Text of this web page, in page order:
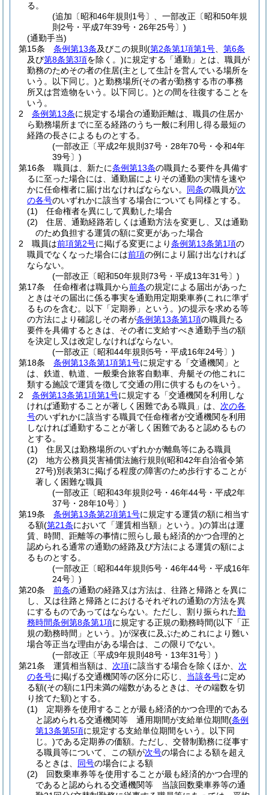
る。
(追加〔昭和46年規則1号〕、一部改正〔昭和50年規
則2号・平成7年39号・26年25号〕)
(通勤手当)
第15条
条例第13条及びこの規則 (第2条第1項第1号
第6条
及び第8条第3項を除く。)に規定する「通勤」とは、職員が
勤務のためその者の住居(主として生計を営んでいる場所を
いう。以下同じ。)と勤務場所(その者が勤務する市の事務
所又は営造物をいう。以下同じ。)との間を往復することを
いう。
2
条例第13条に規定する場合の通勤距離は、職員の住居か
ら勤務場所までに至る経路のうち一般に利用し得る最短の
経路の長さによるものとする。
(一部改正〔平成2年規則37号・28年70号・令和4年
39号〕)
第16条
職員は、新たに条例第13条の職員たる要件を具備す
るに至った場合には、通勤届によりその通勤の実情を速や
かに任命権者に届け出なければならない。 同条の職員が次
の各号のいずれかに該当する場合についても同様とする。
(1)
任命権者を異にして異動した場合
(2)
住居、通勤経路若しくは通勤方法を変更し、又は通勤
のため負担する運賃の額に変更があった場合
2
職員は前項第2号に掲げる変更により条例第13条第1項の
職員でなくなった場合には前項の例により届け出なければ
ならない。
(一部改正〔昭和50年規則73号・平成13年31号〕)
第17条
任命権者は職員から前条の規定による届出があった
ときはその届出に係る事実を通勤用定期乗車券(これに準ず
るものを含む。以下「定期券」という。)の提示を求める等
の方法により確認しその者が条例第13条第1項の職員たる
要件を具備するときは、その者に支給すべき通勤手当の額
を決定し又は改定しなければならない。
(一部改正〔昭和44年規則5号・平成16年24号〕)
第18条
条例第13条第1項第1号に規定する「交通機関」と
は、鉄道、軌道、一般乗合旅客自動車、舟艇その他これに
類する施設で運賃を徴して交通の用に供するものをいう。
2
条例第13条第1項第1号に規定する「交通機関を利用しな
ければ通勤することが著しく困難である職員」は、 次の各
号のいずれかに該当する職員で任命権者が交通機関を利用
しなければ通勤することが著しく困難であると認めるもの
とする。
(1)
住居又は勤務場所のいずれかが離島等にある職員
(2)
地方公務員災害補償法施行規則 (昭和42年自治省令第
27号)別表第3に掲げる程度の障害のため歩行することが
著しく困難な職員
(一部改正〔昭和43年規則2号・46年44号・平成2年
37号・28年10号〕)
第19条
条例第13条第2項第1号に規定する運賃の額に相当す
る額(第21条において「運賃相当額」という。)の算出は運
賃、時間、距離等の事情に照らし最も経済的かつ合理的と
認められる通常の通勤の経路及び方法による運賃の額によ
るものとする。
(一部改正〔昭和44年規則5号・46年44号・平成16年
24号〕)
第20条
前条の通勤の経路又は方法は、往路と帰路とを異に
し、又は往路と帰路とにおけるそれぞれの通勤の方法を異
にするものであってはならない。 ただし、割り振られた勤
務時間条例第8条第1項に規定する正規の勤務時間(以下「正
規の勤務時間」という。)が深夜に及ぶためこれにより難い
場合等正当な理由がある場合は、この限りでない。
(一部改正〔平成9年規則48号・13年31号〕)
第21条
運賃相当額は、 次項に該当する場合を除くほか、 次
の各号に掲げる交通機関等の区分に応じ、 当該各号に定め
る額(その額に1円未満の端数があるときは、その端数を切
り捨てた額)とする。
(1)
定期券を使用することが最も経済的かつ合理的である
と認められる交通機関等 通用期間が支給単位期間(条例
第13条第5項に規定する支給単位期間をいう。以下同
じ。)である定期券の価額。 ただし、交替制勤務に従事す
る職員等について、この額が次号の場合による額を超え
るときは、 同号の場合による額
(2)
回数乗車券等を使用することが最も経済的かつ合理的
であると認められる交通機関等 当該回数乗車券等の通